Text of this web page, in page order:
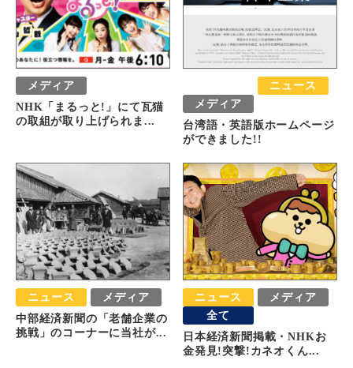
メディア
NHK「まるっと!」にて瓦猫
の取組が取り上げられま...
ニュース
メディア
台湾語・英語版ホームページ
ができました!!
ニュース メディア
中部経済新聞の「老舗企業の
挑戦」のコーナーに当社が...
ニュース
メディア
全て
日本経済新聞掲載・NHKお
金発見!突撃!カネオくん...